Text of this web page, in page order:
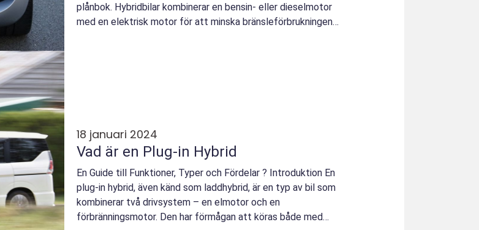
plånbok. Hybridbilar kombinerar en bensin- eller dieselmotor
med en elektrisk motor för att minska bränsleförbrukningen
18 januari 2024
Vad är en Plug-in Hybrid
En Guide till Funktioner, Typer och Fördelar ? Introduktion En
plug-in hybrid, även känd som laddhybrid, är en typ av bil som
kombinerar två drivsystem – en elmotor och en
förbränningsmotor. Den har förmågan att köras både med